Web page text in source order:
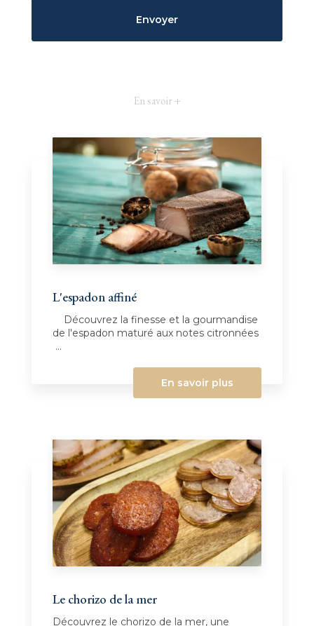
En savoir +
L'espadon affiné
Découvrez la finesse et la gourmandise
de l'espadon maturé aux notes citronnées
...
En savoir plus
Le chorizo de la mer
Découvrez le chorizo de la mer, une